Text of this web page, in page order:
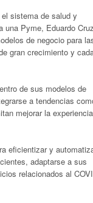
sistema de salud y
una Pyme, Eduardo
de negocio para
gran crecimiento y
de sus modelos de
a tendencias
mejorar la experiencia
eficientizar y
adaptarse a sus
relacionados al